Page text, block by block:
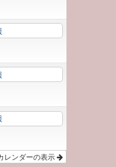
レンダーの表示